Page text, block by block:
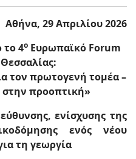
Αθήνα, 29 Απριλίου 2026
το 4ο Ευρωπαϊκό Forum
τον πρωτογενή τομέα –
προοπτική»
ενίσχυσης της
ενός νέου
τη γεωργία